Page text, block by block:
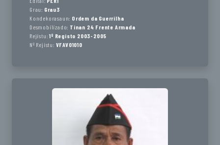
Grau: Grau3
Kondekorasaun: Ordem da Guerrilha
Desmobilizado: Tinan 24 Frente Armada
Rejistu: 1º Registo 2003-2005
Nº Rejistu: VFAV01010